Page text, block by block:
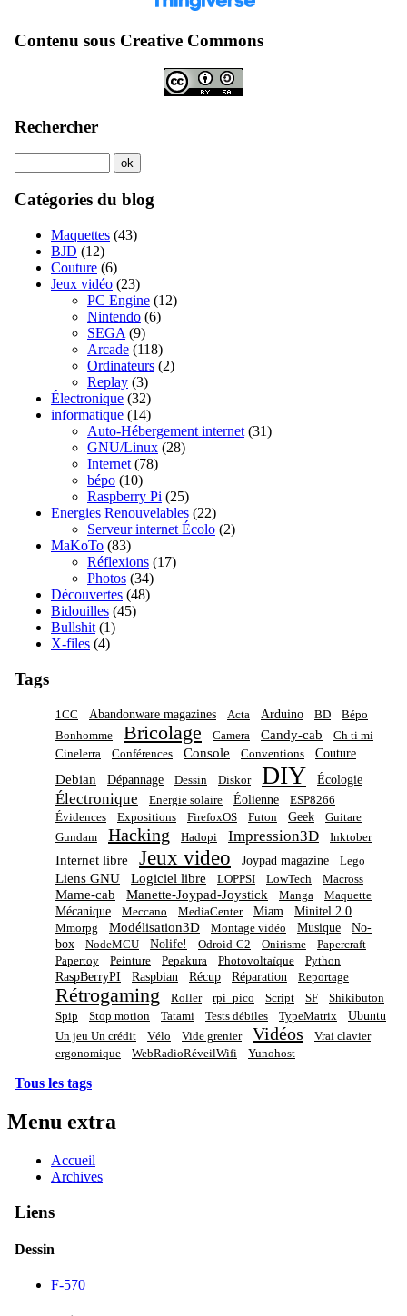
Contenu sous Creative Commons
Rechercher
Catégories du blog
Maquettes (43)
BJD (12)
Couture (6)
Jeux vidéo (23)
PC Engine (12)
Nintendo (6)
SEGA (9)
Arcade (118)
Ordinateurs (2)
Replay (3)
Électronique (32)
informatique (14)
Auto-Hébergement internet (31)
GNU/Linux (28)
Internet (78)
bépo (10)
Raspberry Pi (25)
Energies Renouvelables (22)
Serveur internet Écolo (2)
MaKoTo (83)
Réflexions (17)
Photos (34)
Découvertes (48)
Bidouilles (45)
Bullshit (1)
X-files (4)
Tags
1CC Abandonware magazines Acta Arduino BD
Bépo
Bonhomme
Bricolage Camera Candy-cab
Ch ti mi
Cinelerra
Conférences Console Conventions Couture
Debian Dépannage Dessin Diskor DIY Écologie
Électronique Energie solaire Éolienne
ESP8266
Évidences
Expositions FirefoxOS Futon Geek
Guitare
Gundam
Hacking Hadopi Impression3D Inktober
Internet libre Jeux video Joypad magazine Lego
Liens GNU Logiciel libre LOPPSI LowTech Macross
Mame-cab Manette-Joypad-Joystick Manga Maquette
Mécanique Meccano MediaCenter Miam Minitel 2.0
Mmorpg Modélisation3D Montage vidéo Musique
No-
box
NodeMCU Nolife! Odroid-C2 Onirisme
Papercraft
Papertoy
Peinture Pepakura Photovoltaïque Python
RaspBerryPI Raspbian Récup Réparation Reportage
Rétrogaming Roller rpi_pico Script SF
Shikibuton
Spip
Stop motion Tatami Tests débiles TypeMatrix Ubuntu
Un jeu Un crédit Vélo Vide grenier Vidéos
Vrai clavier
ergonomique
WebRadioRéveilWifi Yunohost
Tous les tags
Menu extra
Accueil
Archives
Liens
Dessin
F-570